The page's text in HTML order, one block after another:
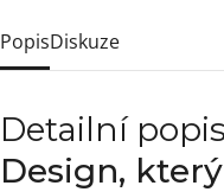
PopisDiskuze
Detailní
Design,